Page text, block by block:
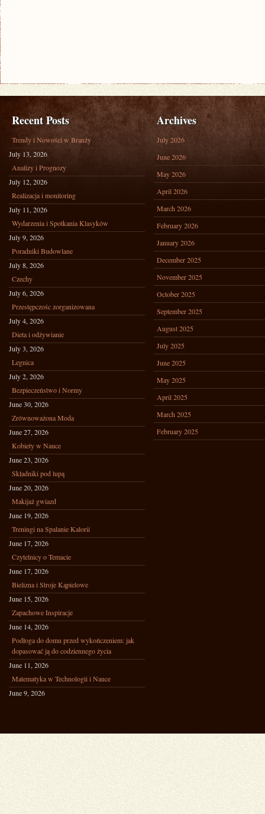
Recent Posts
Trendy i Nowości w Branży
July 13, 2026
Analizy i Prognozy
July 12, 2026
Realizacja i monitoring
July 11, 2026
Wydarzenia i Spotkania Klasyków
July 9, 2026
Poradniki Budowlane
July 8, 2026
Czechy
July 6, 2026
Przestępczośc zorganizowana
July 4, 2026
Dieta i odżywianie
July 3, 2026
Legnica
July 2, 2026
Bezpieczeństwo i Normy
June 30, 2026
Zrównoważona Moda
June 27, 2026
Kobiety w Nauce
June 23, 2026
Składniki pod lupą
June 20, 2026
Makijaż gwiazd
June 19, 2026
Treningi na Spalanie Kalorii
June 17, 2026
Czytelnicy o Temacie
June 17, 2026
Bielizna i Stroje Kąpielowe
June 15, 2026
Zapachowe Inspiracje
June 14, 2026
Podłoga do domu przed wykończeniem: jak
dopasować ją do codziennego życia
June 11, 2026
Matematyka w Technologii i Nauce
June 9, 2026
Archives
July 2026
June 2026
May 2026
April 2026
March 2026
February 2026
January 2026
December 2025
November 2025
October 2025
September 2025
August 2025
July 2025
June 2025
May 2025
April 2025
March 2025
February 2025